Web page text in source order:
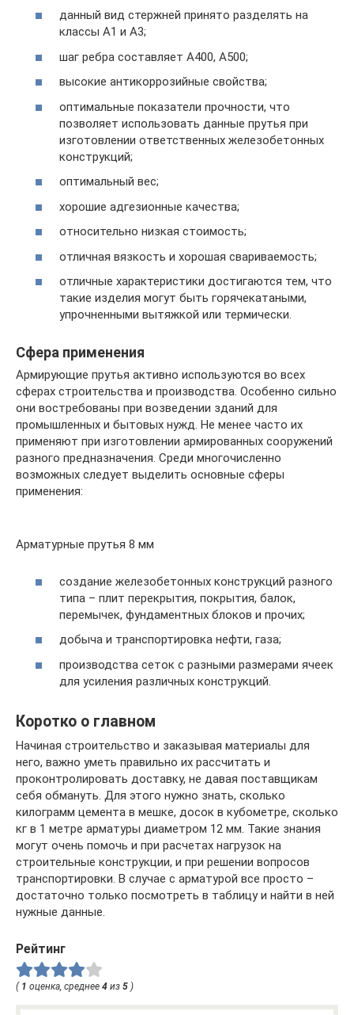
данный вид стержней принято разделять на
классы А1 и А3;
шаг ребра составляет А400, А500;
высокие антикоррозийные свойства;
оптимальные показатели прочности, что
позволяет использовать данные прутья при
изготовлении ответственных железобетонных
конструкций;
оптимальный вес;
хорошие адгезионные качества;
относительно низкая стоимость;
отличная вязкость и хорошая свариваемость;
отличные характеристики достигаются тем, что
такие изделия могут быть горячекатаными,
упрочненными вытяжкой или термически.
Сфера применения
Армирующие прутья активно используются во всех
сферах строительства и производства. Особенно сильно
они востребованы при возведении зданий для
промышленных и бытовых нужд. Не менее часто их
применяют при изготовлении армированных сооружений
разного предназначения. Среди многочисленно
возможных следует выделить основные сферы
применения:
Арматурные прутья 8 мм
создание железобетонных конструкций разного
типа – плит перекрытия, покрытия, балок,
перемычек, фундаментных блоков и прочих;
добыча и транспортировка нефти, газа;
производства сеток с разными размерами ячеек
для усиления различных конструкций.
Коротко о главном
Начиная строительство и заказывая материалы для
него, важно уметь правильно их рассчитать и
проконтролировать доставку, не давая поставщикам
себя обмануть. Для этого нужно знать, сколько
килограмм цемента в мешке, досок в кубометре, сколько
кг в 1 метре арматуры диаметром 12 мм. Такие знания
могут очень помочь и при расчетах нагрузок на
строительные конструкции, и при решении вопросов
транспортировки. В случае с арматурой все просто –
достаточно только посмотреть в таблицу и найти в ней
нужные данные.
Рейтинг
( 1 оценка, среднее 4 из 5 )